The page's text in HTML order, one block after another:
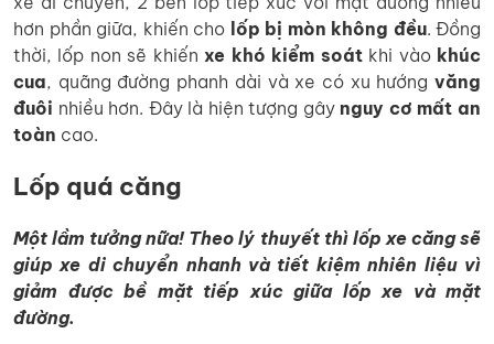
hơn phần giữa, khiến cho lốp bị mòn không đều. Đồng
thời, lốp non sẽ khiến xe khó kiểm soátkhi vàokhúc
cua, quãng đường phanh dài và xe có xu hướng văng
đuôi nhiều hơn. Đây là hiện tượng gây nguy cơ mất an
toàn cao.
Lốp quá căng
Một lầm tưởng nữa! Theo lý thuyết thì lốp xe căng sẽ
giúp xe di chuyển nhanh và tiết kiệm nhiên liệu vì
giảm được bề mặt tiếp xúc giữa lốp xe và mặt
đường.